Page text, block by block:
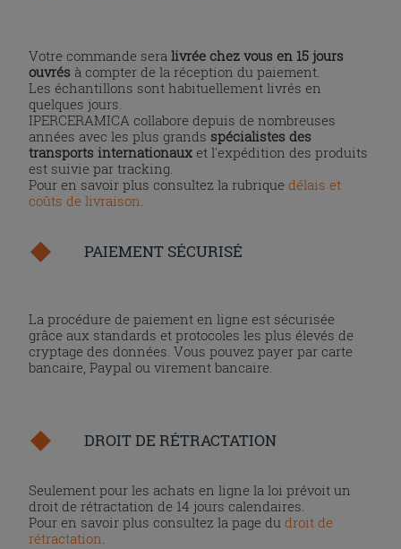
Votre commande seralivrée chez vous en 15 jours
ouvrés à compter de la réception du paiement.
Les échantillons sont habituellement livrés en
quelques jours.
IPERCERAMICA collabore depuis de nombreuses
années avec les plus grands spécialistes des
transports internationaux et l'expédition des produits
est suivie par tracking.
Pour en savoir plus consultez la rubriquedélais et
coûts de livraison.
PAIEMENT SÉCURISÉ
La procédure de paiement en ligne est sécurisée
grâce aux standards et protocoles les plus élevés de
cryptage des données. Vous pouvez payer par carte
bancaire, Paypal ou virement bancaire.
DROIT DE RÉTRACTATION
Seulement pour les achats en ligne la loi prévoit un
droit de rétractation de 14 jours calendaires.
Pour en savoir plus consultez la page dudroit de
rétractation.